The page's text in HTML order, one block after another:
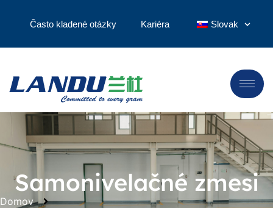
Často kladené otázky Kariéra Slovak
Samonivelačné zmesi
Domov